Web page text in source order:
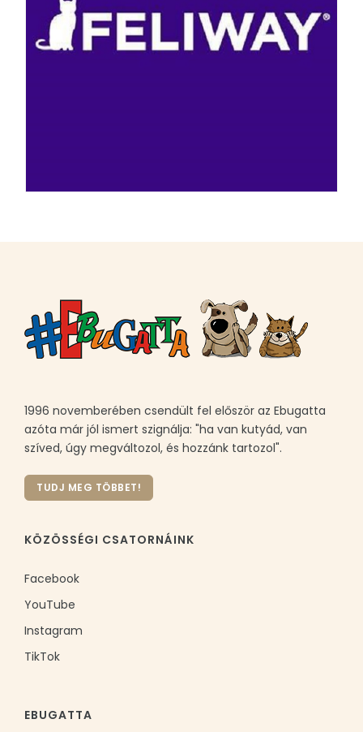
1996 novemberében csendült fel először az Ebugatta
azóta már jól ismert szignálja: "ha van kutyád, van
szíved, úgy megváltozol, és hozzánk tartozol".
TUDJ MEG TÖBBET!
KÖZÖSSÉGI CSATORNÁINK
Facebook
YouTube
Instagram
TikTok
EBUGATTA